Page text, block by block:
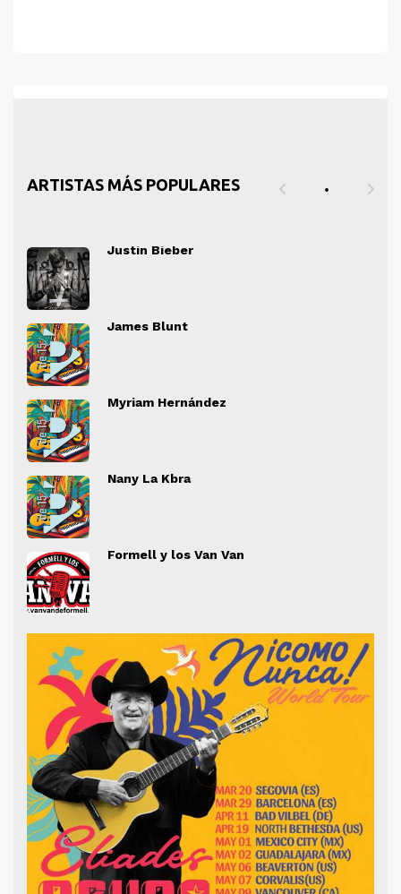
ARTISTAS MÁS POPULARES
Justin Bieber
James Blunt
Myriam Hernández
Nany La Kbra
Formell y los Van Van